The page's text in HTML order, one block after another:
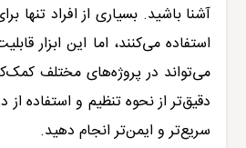
آشنا باشید. بسیاری از افراد تنها
استفاده می‌کنند، اما این ابزار
می‌تواند در پروژه‌های مختلف
دقیق‌تر از نحوه تنظیم و استفاده از
سریع‌تر و ایمن‌تر انجام دهید.